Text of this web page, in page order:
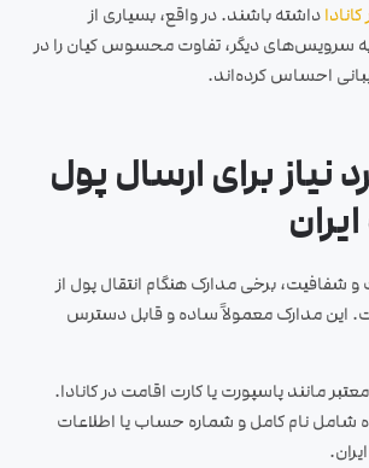
داشته باشند. در واقع، بسیاری از
سرویس‌های دیگر، تفاوت محسوس کیان را در
احساس کرده‌اند.
نیاز برای ارسال پول
و شفافیت، برخی مدارک هنگام انتقال پول از
این مدارک معمولاً ساده و قابل دسترس
مانند پاسپورت یا کارت اقامت در کانادا.
شامل نام کامل و شماره حساب یا اطلاعات